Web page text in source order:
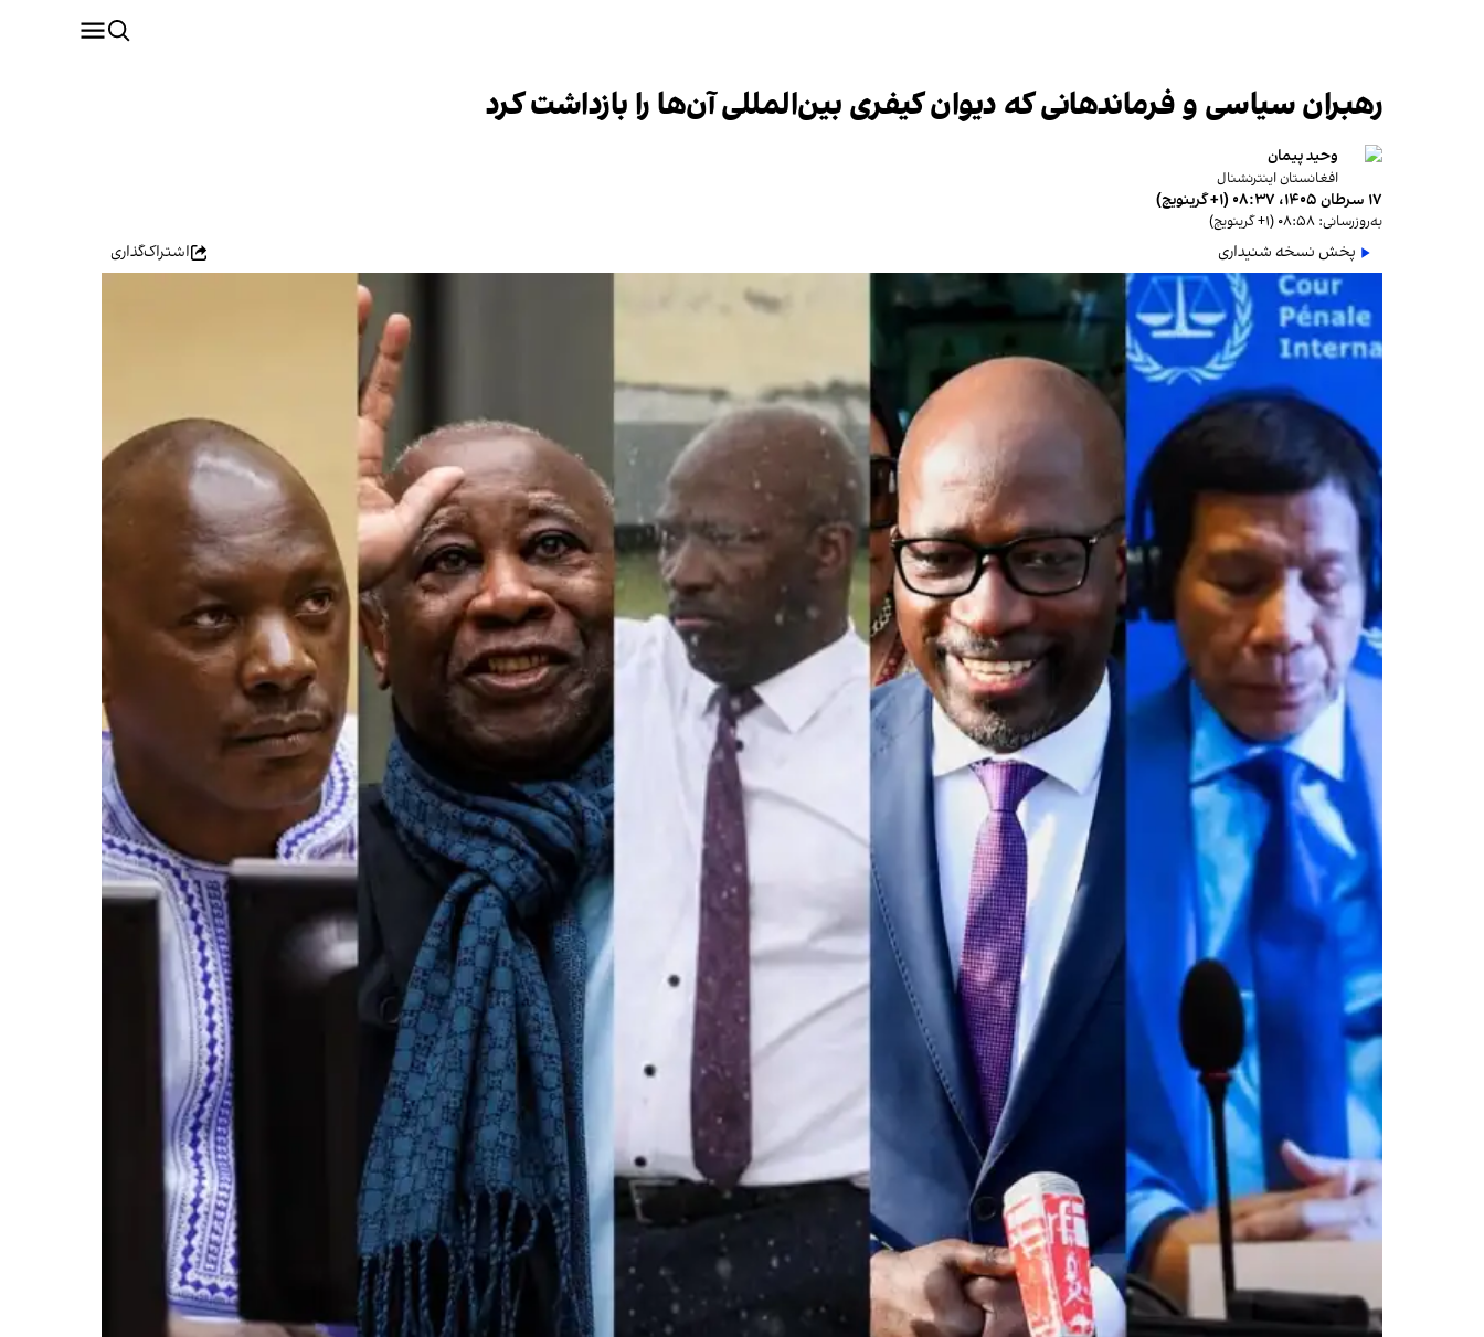
رهبران سیاسی و فرماندهانی که دیوان کیفری بین‌المللی آن‌ها را بازداشت کرد
وحید پیمان
افغانستان اینترنشنال
۱۷ سرطان ۱۴۰۵، ۰۸:۳۷ (‎+۱ گرینویچ)
به‌روزرسانی: ۰۸:۵۸ (‎+۱ گرینویچ)
پخش نسخه شنیداری اشتراک‌گذاری